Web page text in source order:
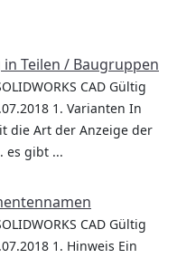
Teilen / Baugruppen
CAD Gültig
1. Varianten In
die Art der Anzeige der
es gibt ...
CAD Gültig
1. Hinweis Ein